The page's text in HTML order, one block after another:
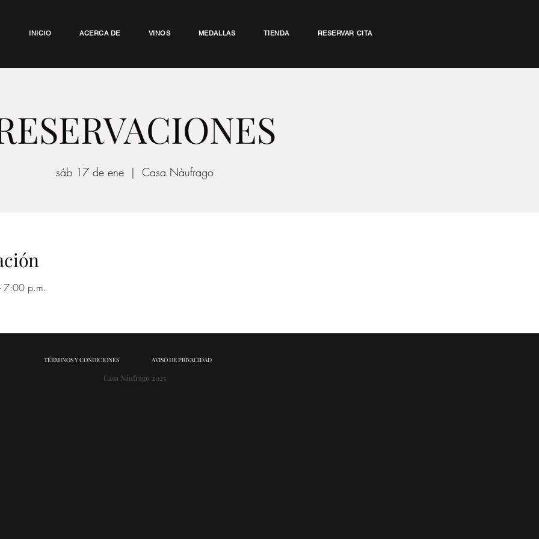
INICIO ACERCA DE VINOS MEDALLAS TIENDA RESERVAR CITA
sáb 17 de ene
  |
Casa Nàufrago
7:00 p.m.
TÉRMINOS Y CONDICIONES AVISO DE PRIVACIDAD
Casa Náufrago 2025